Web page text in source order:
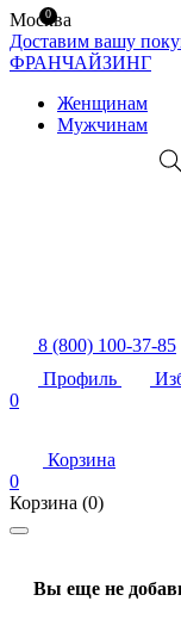
Москва
Доставим вашу
ФРАНЧАЙЗИНГ
Женщинам
Мужчинам
8 (800) 100-37-85
Профиль
0
Корзина
0
Корзина (0)
Вы еще не
0